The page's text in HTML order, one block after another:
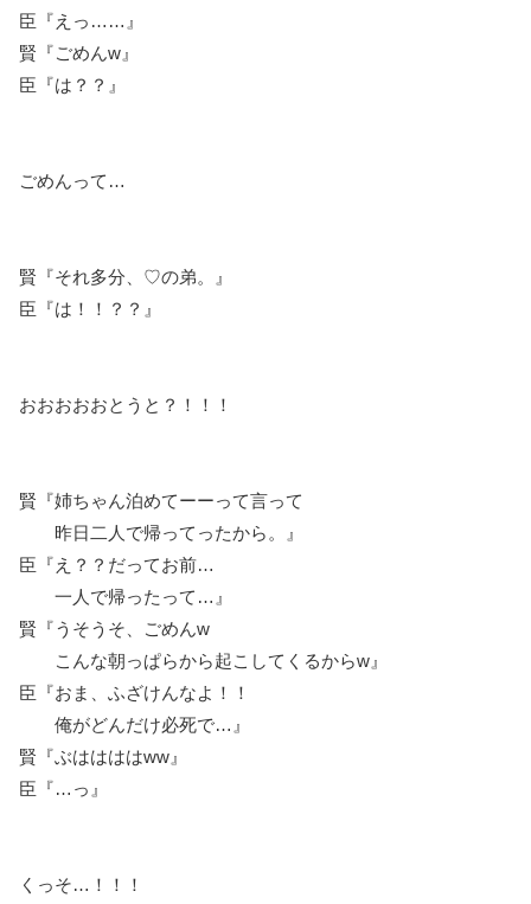
臣『えっ……』
賢『ごめんw』
臣『は？？』
ごめんって…
賢『それ多分、♡の弟。』
臣『は！！？？』
おおおおおとうと？！！！
賢『姉ちゃん泊めてーーって言って
昨日二人で帰ってったから。』
臣『え？？だってお前…
一人で帰ったって…』
賢『うそうそ、ごめんw
こんな朝っぱらから起こしてくるからw』
臣『おま、ふざけんなよ！！
俺がどんだけ必死で…』
賢『ぶははははww』
臣『…っ』
くっそ…！！！